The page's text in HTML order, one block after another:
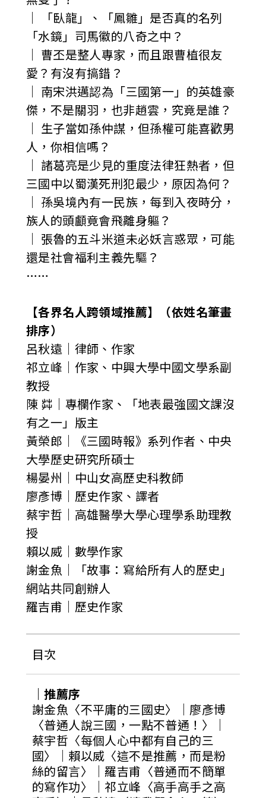
｜ 「臥龍」、「鳳雛」是否真的名列
「水鏡」司馬徽的八奇之中？
｜ 曹丕是整人專家，而且跟曹植很友
愛？有沒有搞錯？
｜ 南宋洪邁認為「三國第一」的英雄豪
傑，不是關羽，也非趙雲，究竟是誰？
｜ 生子當如孫仲謀，但孫權可能喜歡男
人，你相信嗎？
｜ 諸葛亮是少見的重度法律狂熱者，但
三國中以蜀漢死刑犯最少，原因為何？
｜ 孫吳境內有一民族，每到入夜時分，
族人的頭顱竟會飛離身軀？
｜ 張魯的五斗米道未必妖言惑眾，可能
還是社會福利主義先驅？
……
【各界名人跨領域推薦】（依姓名筆畫
排序）
呂秋遠｜律師、作家
祁立峰｜作家、中興大學中國文學系副
教授
陳 茻｜專欄作家、「地表最強國文課沒
有之一」版主
黃榮郎｜《三國時報》系列作者、中央
大學歷史研究所碩士
楊晏州｜中山女高歷史科教師
廖彥博｜歷史作家、譯者
蔡宇哲｜高雄醫學大學心理學系助理教
授
賴以威｜數學作家
謝金魚｜「故事：寫給所有人的歷史」
網站共同創辦人
羅吉甫｜歷史作家
目次
｜推薦序
謝金魚〈不平庸的三國史〉｜廖彥博
〈普通人說三國，一點不普通！〉｜
蔡宇哲〈每個人心中都有自己的三
國〉｜賴以威〈這不是推薦，而是粉
絲的留言〉｜羅吉甫〈普通而不簡單
的寫作功〉｜祁立峰〈高手高手之高